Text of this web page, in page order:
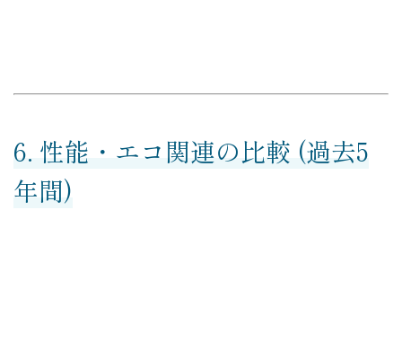
6. 性能・エコ関連の比較 (過去5
年間)